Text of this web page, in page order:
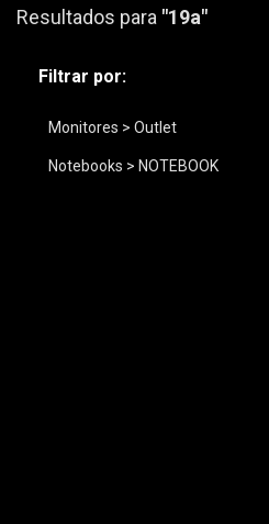
Resultados para "19a"
Filtrar por:
Monitores > Outlet
Notebooks > NOTEBOOK